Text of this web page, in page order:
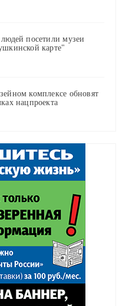
посетили музеи
карте"
комплексе обновят
нацпроекта